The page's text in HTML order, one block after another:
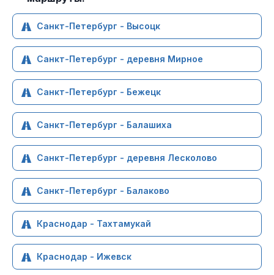
Санкт-Петербург - Высоцк
Санкт-Петербург - деревня Мирное
Санкт-Петербург - Бежецк
Санкт-Петербург - Балашиха
Санкт-Петербург - деревня Лесколово
Санкт-Петербург - Балаково
Краснодар - Тахтамукай
Краснодар - Ижевск